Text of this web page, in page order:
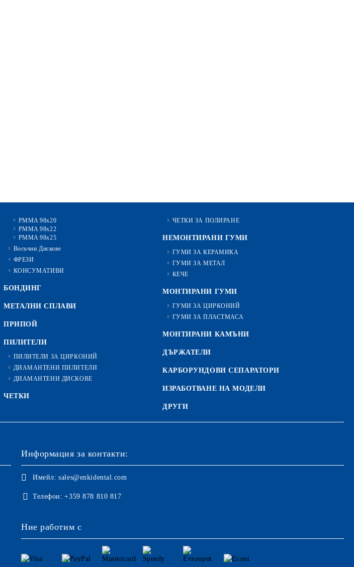
PMMA 98x20
PMMA 98x22
PMMA 98x25
Восъчни Дискове
ФРЕЗИ
КОНСУМАТИВИ
БОНДИНГ
МЕТАЛНИ СПЛАВИ
ПРИПОЙ
ПИЛИТЕЛИ
ПИЛИТЕЛИ ЗА ЦИРКОНИЙ
ДИАМАНТЕНИ ПИЛИТЕЛИ
ДИАМАНТЕНИ ДИСКОВЕ
ЧЕТКИ
ЧЕТКИ ЗА ПОЛИРАНЕ
НЕМОНТИРАНИ ГУМИ
ГУМИ ЗА КЕРАМИКА
ГУМИ ЗА МЕТАЛ
КЕЧЕ
МОНТИРАНИ ГУМИ
ГУМИ ЗА ЦИРКОНИЙ
ГУМИ ЗА ПЛАСТМАСА
МОНТИРАНИ КАМЪНИ
ДЪРЖАТЕЛИ
КАРБОРУНДОВИ СЕПАРАТОРИ
ИЗРАБОТВАНЕ НА МОДЕЛИ
ДРУГИ
Информация за контакти:
Имейл: sales@enkidental.com
Телефон: +359 878 810 817
Ние работим с